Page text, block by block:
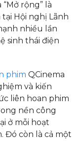
“Mở rộng” là
Hội nghị Lãnh
nhiều lần
sinh thái điện
phim QCinema
và kiến
liên hoan phim
nền công
ở mỗi hoạt
Đó còn là cả một